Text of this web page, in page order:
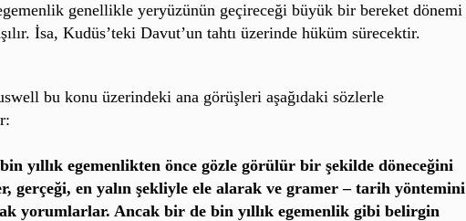
genellikle yeryüzünün geçireceği büyük bir bereket dönemi
İsa, Kudüs’teki Davut’un tahtı üzerinde hüküm sürecektir.
bu konu üzerindeki ana görüşleri aşağıdaki sözlerle
yıllık egemenlikten önce gözle görülür bir şekilde döneceğini
gerçeği, en yalın şekliyle ele alarak ve gramer – tarih yöntemini
yorumlarlar. Ancak bir de bin yıllık egemenlik gibi belirgin